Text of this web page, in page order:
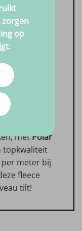
na intensief
waarom
en
metPolar
topkwaliteit
meter bij
fleece
tilt!
op